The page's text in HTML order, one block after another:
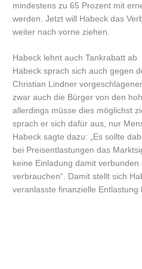
mindestens zu 65 Prozent mit
werden. Jetzt will Habeck das
weiter nach vorne ziehen.
Habeck lehnt auch Tankrabatt ab
Habeck sprach sich auch gegen
Christian Lindner
zwar auch die Bürger von den
allerdings müsse dies möglichst
sprach er sich dafür aus, nur
Habeck sagte dazu: „Es sollte
bei Preisentlastungen das
keine Einladung damit
verbrauchen“. Damit stellt sich
veranlasste finanzielle Entlastung